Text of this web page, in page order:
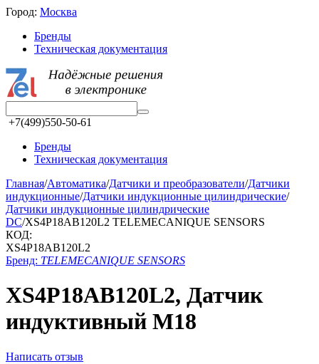
Город: Москва
Бренды
Техническая документация
+7(499)550-50-61
Бренды
Техническая документация
Главная/Автоматика/Датчики и преобразователи/Датчики
индукционные/Датчики индукционные цилиндрические/
Датчики индукционные цилиндрические
DC/XS4P18AB120L2 TELEMECANIQUE SENSORS
КОД:
XS4P18AB120L2
Бренд: TELEMECANIQUE SENSORS
XS4P18AB120L2, Датчик
индуктивный M18
Написать отзыв